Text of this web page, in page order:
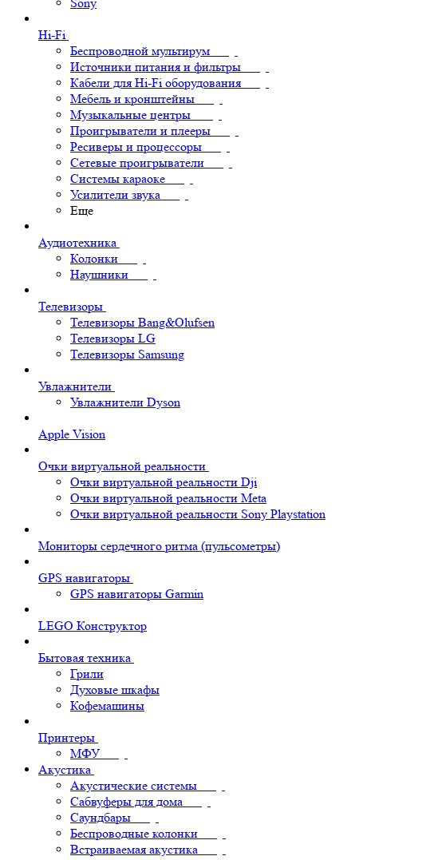
Sony
Hi-Fi
Беспроводной мультирум
Источники питания и фильтры
Кабели для Hi-Fi оборудования
Мебель и кронштейны
Музыкальные центры
Проигрыватели и плееры
Ресиверы и процессоры
Сетевые проигрыватели
Системы караоке
Усилители звука
Еще
Аудиотехника
Колонки
Наушники
Телевизоры
Телевизоры Bang&Olufsen
Телевизоры LG
Телевизоры Samsung
Увлажнители
Увлажнители Dyson
Apple Vision
Очки виртуальной реальности
Очки виртуальной реальности Dji
Очки виртуальной реальности Meta
Очки виртуальной реальности Sony Playstation
Мониторы сердечного ритма (пульсометры)
GPS навигаторы
GPS навигаторы Garmin
LEGO Конструктор
Бытовая техника
Грили
Духовые шкафы
Кофемашины
Принтеры
МФУ
Акустика
Акустические системы
Сабвуферы для дома
Саундбары
Беспроводные колонки
Встраиваемая акустика